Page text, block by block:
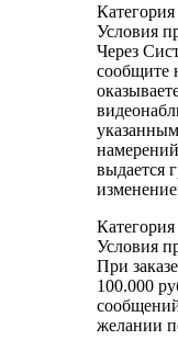
Условия
Через
сообщите
выдается
Условия
При
100.000
желании